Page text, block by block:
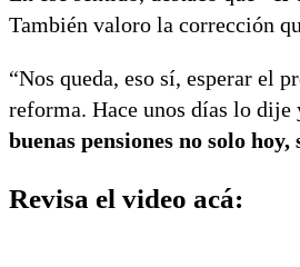
También valoro la corrección
“Nos queda, eso sí, esperar el
reforma. Hace unos días lo dije
buenas pensiones no solo
Revisa el video acá: